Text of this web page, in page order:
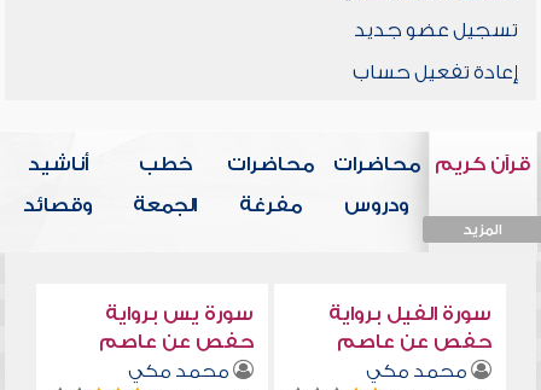
تسجيل عضو جديد
إعادة تفعيل حساب
قرآن كريم
المزيد
محاضرات
ودروس
محاضرات
مفرغة
خطب
الجمعة
أناشيد
وقصائد
سورة الفيل برواية
حفص عن عاصم
محمد مكي
سورة يس برواية
حفص عن عاصم
محمد مكي